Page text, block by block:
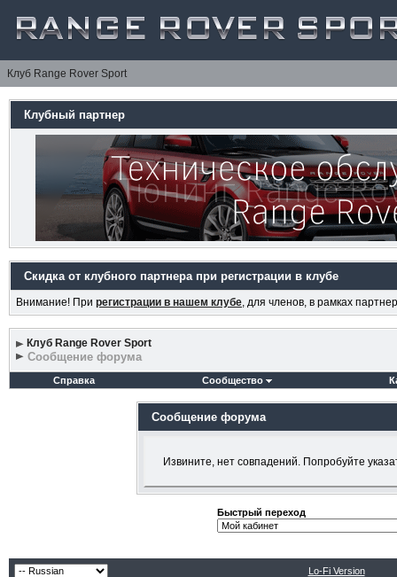
Клуб Range Rover Sport
Клубный партнер
Скидка от клубного партнера при регистрации в клубе
Внимание! При регистрации в нашем клубе, для членов, в рамках
Клуб Range Rover Sport
Сообщение форума
Справка Сообщество
Сообщение форума
Извините, нет совпадений. Попробуйте
Быстрый переход
Lo-Fi Version